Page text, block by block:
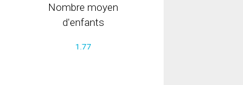
Nombre moyen
d'enfants
1.77